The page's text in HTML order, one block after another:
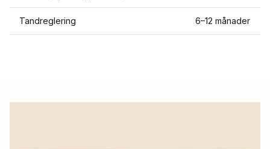
Tandreglering 6–12 månader